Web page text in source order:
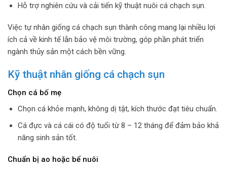
Hỗ trợ nghiên cứu và cải tiến kỹ thuật nuôi cá chạch sụn.
Việc tự nhân giống cá chạch sụn thành công mang lại nhiều lợi
ích cả về kinh tế lẫn bảo vệ môi trường, góp phần phát triển
ngành thủy sản một cách bền vững.
Kỹ thuật nhân giống cá chạch sụn
Chọn cá bố mẹ
Chọn cá khỏe mạnh, không dị tật, kích thước đạt tiêu chuẩn.
Cá đực và cá cái có độ tuổi từ 8 – 12 tháng để đảm bảo khả
năng sinh sản tốt.
Chuẩn bị ao hoặc bể nuôi